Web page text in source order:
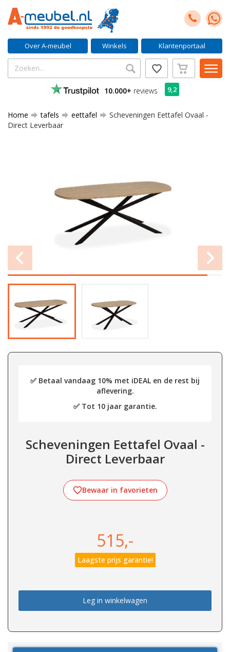
Over A-meubel Winkels Klantenportaal
10.000+ reviews 9,2
Home tafels eettafel
Scheveningen Eettafel Ovaal -
Direct Leverbaar
✅ Betaal vandaag 10% met iDEAL en de rest bij
aflevering.
✅ Tot 10 jaar garantie.
Scheveningen Eettafel Ovaal -
Direct Leverbaar
Bewaar in favorieten
515,-
Laagste prijs garantie!
Leg in winkelwagen